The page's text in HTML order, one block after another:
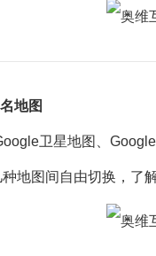
地图
卫星地图、Google
地图间自由切换，了